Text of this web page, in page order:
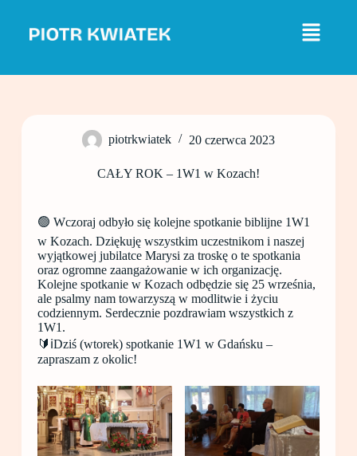
j
piotrkwiatek 20 czerwca 2023
CAŁY ROK – 1W1 w Kozach!
🟢 Wczoraj odbyło się kolejne spotkanie biblijne 1W1
w Kozach. Dziękuję wszystkim uczestnikom i naszej
wyjątkowej jubilatce Marysi za troskę o te spotkania
oraz ogromne zaangażowanie w ich organizację.
Kolejne spotkanie w Kozach odbędzie się 25 września,
ale psalmy nam towarzyszą w modlitwie i życiu
codziennym. Serdecznie pozdrawiam wszystkich z
1W1.
🔰ℹ️Dziś (wtorek) spotkanie 1W1 w Gdańsku –
zapraszam z okolic!